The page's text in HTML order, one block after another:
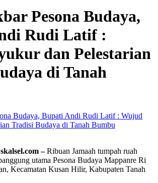
Pesona Budaya,
Rudi Latif :
dan Pelestarian
di Tanah
–Ribuan Jamaah tumpah ruah
utama Pesona Budaya Mappanre Ri
Kecamatan Kusan Hilir, Kabupaten Tanah